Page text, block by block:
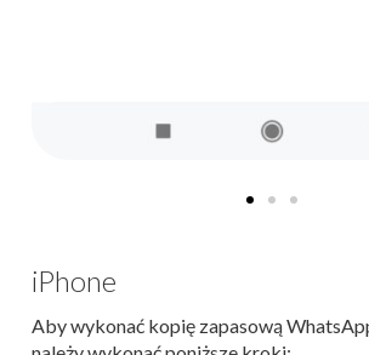
iPhone
Aby wykonać kopię zapasową